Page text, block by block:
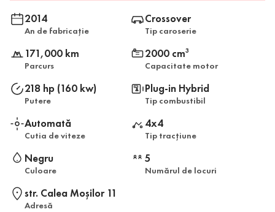
2014
An de fabricație
Crossover
Tip caroserie
171,000 km
Parcurs
2000 cm3
Capacitate motor
218 hp (160 kw)
Putere
Plug-in Hybrid
Tip combustibil
Automată
Cutia de viteze
4x4
Tip tracțiune
Negru
Culoare
5
Numărul de locuri
str. Calea Moşilor 11
Adresă